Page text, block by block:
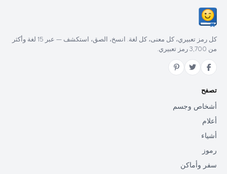
كل رمز تعبيري، كل معنى، كل لغة. انسخ، الصق، استكشف — عبر 15 لغة وأكثر
من 3,700 رمز تعبيري.
تصفح
أشخاص وجسم
أعلام
أشياء
رموز
سفر وأماكن